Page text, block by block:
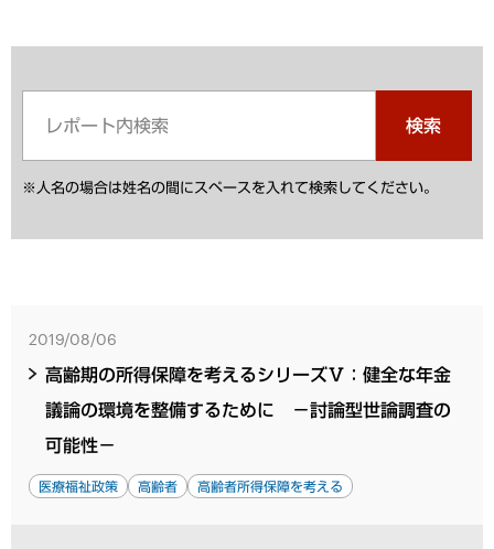
検索
※人名の場合は姓名の間にスペースを入れて検索してください。
2019/08/06
高齢期の所得保障を考えるシリーズⅤ：健全な年金
議論の環境を整備するために －討論型世論調査の
可能性－
医療福祉政策 高齢者 高齢者所得保障を考える